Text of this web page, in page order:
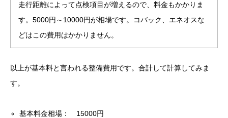
走行距離によって点検項目が増えるので、料金もかかりま
す。5000円～10000円が相場です。コバック、エネオスな
どはこの費用はかかりません。
以上が基本料と言われる整備費用です。合計して計算してみま
す。
基本料金相場： 15000円